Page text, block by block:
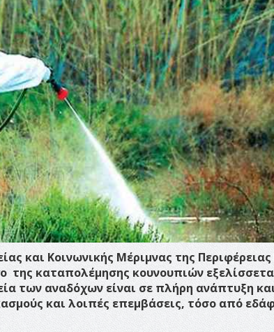
και Κοινωνικής Μέριμνας της Περιφέρειας
της καταπολέμησης κουνουπιών
των αναδόχων είναι σε πλήρη ανάπτυξη
και λοιπές επεμβάσεις, τόσο από